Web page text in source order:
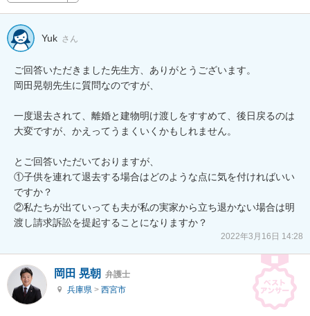
Yuk さん
ご回答いただきました先生方、ありがとうございます。
岡田晃朝先生に質問なのですが、
一度退去されて、離婚と建物明け渡しをすすめて、後日戻るのは
大変ですが、かえってうまくいくかもしれません。
とご回答いただいておりますが、
①子供を連れて退去する場合はどのような点に気を付ければいい
ですか？
②私たちが出ていっても夫が私の実家から立ち退かない場合は明
渡し請求訴訟を提起することになりますか？
2022年3月16日 14:28
岡田 晃朝 弁護士
兵庫県 > 西宮市